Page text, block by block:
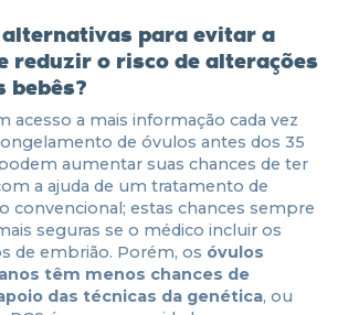
para evitar a
reduzir o risco de alterações
bebês?
acesso a mais informação cada vez
de óvulos antes dos 35
aumentar suas chances de ter
a ajuda de um tratamento de
convencional; estas chances sempre
seguras se o médico incluir os
de embrião. Porém, os óvulos
têm menos chances de
das técnicas da genética, ou